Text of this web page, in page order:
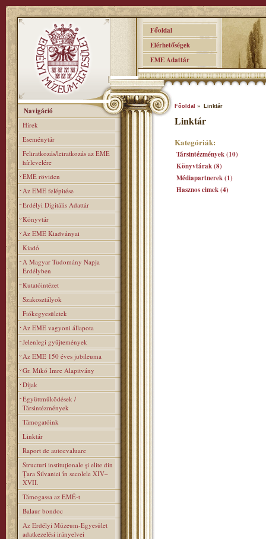
Főoldal
Elérhetőségek
EME Adattár
Navigáció
Hírek
Eseménytár
Feliratkozás/leiratkozás az EME
hírlevelére
EME röviden
Az EME felépitése
Erdélyi Digitális Adattár
Könyvtár
Az EME Kiadványai
Kiadó
A Magyar Tudomány Napja
Erdélyben
Kutatóintézet
Szakosztályok
Fiókegyesületek
Az EME vagyoni állapota
Jelenlegi gyűjtemények
Az EME 150 éves jubileuma
Gr. Mikó Imre Alapitvány
Díjak
Együttműködések /
Társintézmények
Támogatóink
Linktár
Raport de autoevaluare
Structuri instituţionale şi elite din
Ţara Silvaniei în secolele XIV–
XVII.
Támogassa az EMÉ-t
Balaur bondoc
Az Erdélyi Múzeum-Egyesület
adatkezelési irányelvei
Főoldal » Linktár
Linktár
Kategóriák:
Társintézmények (10)
Könyvtárak (8)
Médiapartnerek (1)
Hasznos cimek (4)